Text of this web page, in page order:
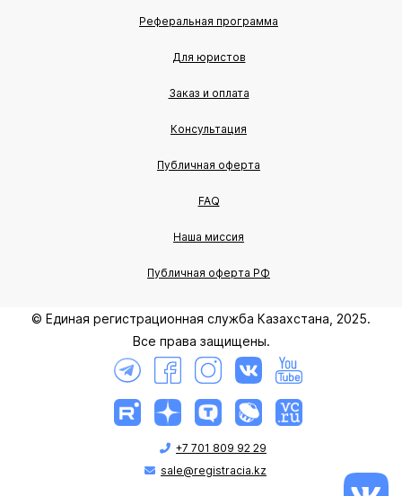
Реферальная программа
Для юристов
Заказ и оплата
Консультация
Публичная оферта
FAQ
Наша миссия
Публичная оферта РФ
© Единая регистрационная служба Казахстана, 2025.
Все права защищены.
+7 701 809 92 29
sale@registracia.kz